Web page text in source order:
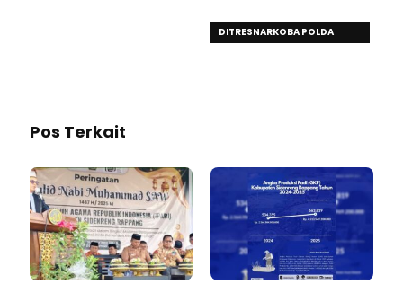
DITRESNARKOBA POLDA
Pos Terkait